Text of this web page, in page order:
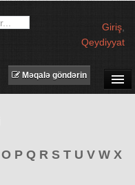
Giriş
Qeydiyyat
Məqalə göndərin
O P Q R S T U V W X